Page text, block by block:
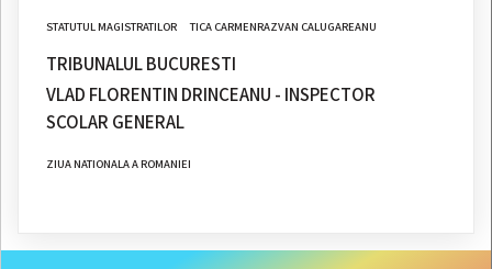
STATUTUL MAGISTRATILOR TICA CARMENRAZVAN CALUGAREANU
TRIBUNALUL BUCURESTI
VLAD FLORENTIN DRINCEANU - INSPECTOR
SCOLAR GENERAL
ZIUA NATIONALA A ROMANIEI